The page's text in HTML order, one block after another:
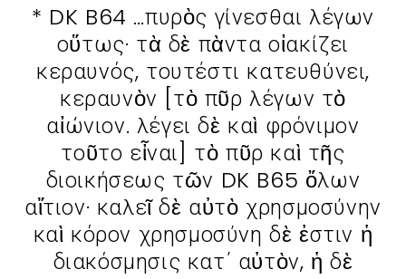
* DK B64 …πυρὸς γίνεσθαι λέγων
οὕτως· τὰ δὲ πὰντα οἰακίζει
κεραυνός, τουτέστι κατευθύνει,
κεραυνὸν [τὸ πῦρ λέγων τὸ
αἰώνιον. λέγει δὲ καὶ φρόνιμον
τοῦτο εἶναι] τὸ πῦρ καὶ τῆς
διοικήσεως τῶν DK B65 ὄλων
αἴτιον· καλεῖ δὲ αὐτὸ χρησμοσύνην
καὶ κόρον χρησμοσύνη δὲ ἐστιν ἡ
διακόσμησις κατ΄ αὐτὸν, ἡ δὲ